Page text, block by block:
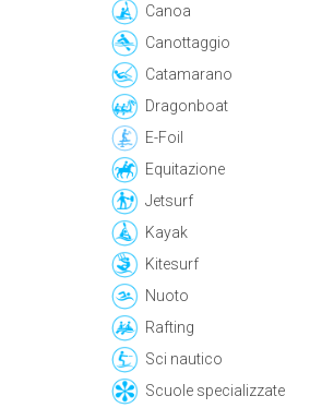
Canoa
Canottaggio
Catamarano
Dragonboat
E-Foil
Equitazione
Jetsurf
Kayak
Kitesurf
Nuoto
Rafting
Sci nautico
Scuole specializzate